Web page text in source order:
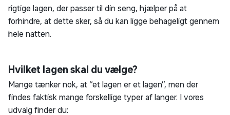
rigtige lagen, der passer til din seng, hjælper på at
forhindre, at dette sker, så du kan ligge behageligt gennem
hele natten.
Hvilket lagen skal du vælge?
Mange tænker nok, at “et lagen er et lagen”, men der
findes faktisk mange forskellige typer af langer. I vores
udvalg finder du: